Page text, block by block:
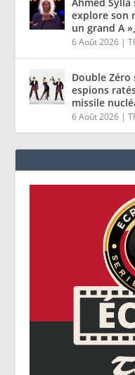
explore son
un grand A
6 Août 2026 |
Double Zéro
espions
missile
6 Août 2026 |